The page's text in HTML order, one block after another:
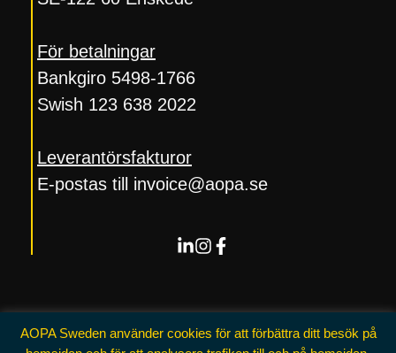
För betalningar
Bankgiro 5498-1766
Swish 123 638 2022
Leverantörsfakturor
E-postas till invoice@aopa.se
AOPA Sweden använder cookies för att förbättra ditt besök på